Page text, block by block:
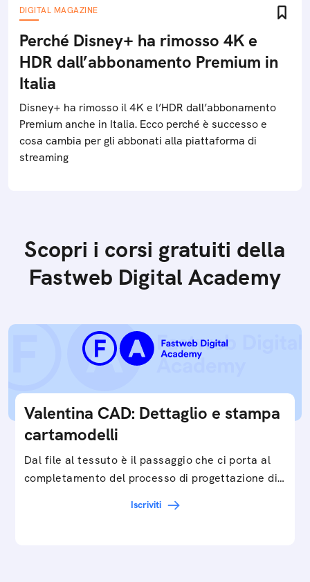
DIGITAL MAGAZINE
Perché Disney+ ha rimosso 4K e
HDR dall’abbonamento Premium in
Italia
Disney+ ha rimosso il 4K e l’HDR dall’abbonamento
Premium anche in Italia. Ecco perché è successo e
cosa cambia per gli abbonati alla piattaforma di
streaming
Scopri i corsi gratuiti della
Fastweb Digital Academy
Valentina CAD: Dettaglio e stampa
cartamodelli
Dal file al tessuto è il passaggio che ci porta al
completamento del processo di progettazione di
Iscriviti